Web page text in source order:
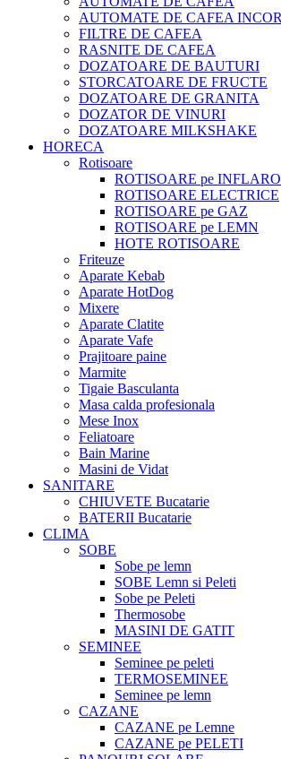
AUTOMATE DE CAFEA
FILTRE DE CAFEA
RASNITE DE CAFEA
DOZATOARE DE BAUTURI
STORCATOARE DE FRUCTE
DOZATOARE DE GRANITA
DOZATOR DE VINURI
DOZATOARE MILKSHAKE
HORECA
Rotisoare
ROTISOARE pe
ROTISOARE ELECTRICE
ROTISOARE pe GAZ
ROTISOARE pe LEMN
HOTE ROTISOARE
Friteuze
Aparate Kebab
Aparate HotDog
Mixere
Aparate Clatite
Aparate Vafe
Prajitoare paine
Marmite
Tigaie Basculanta
Masa calda profesionala
Mese Inox
Feliatoare
Bain Marine
Masini de Vidat
SANITARE
CHIUVETE Bucatarie
BATERII Bucatarie
CLIMA
SOBE
Sobe pe lemn
SOBE Lemn si Peleti
Sobe pe Peleti
Thermosobe
MASINI DE GATIT
SEMINEE
Seminee pe peleti
TERMOSEMINEE
Seminee pe lemn
CAZANE
CAZANE pe Lemne
CAZANE pe PELETI